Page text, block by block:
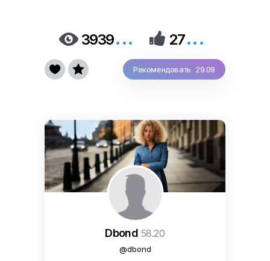
 3939...  27...
Рекомендовать 29.09
 
Dbond 58.20
@dbond